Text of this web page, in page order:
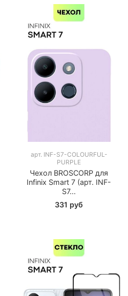
арт. INF-S7-COLOURFUL-
PURPLE
Чехол BROSCORP для
Infinix Smart 7 (арт. INF-
S7...
331 руб